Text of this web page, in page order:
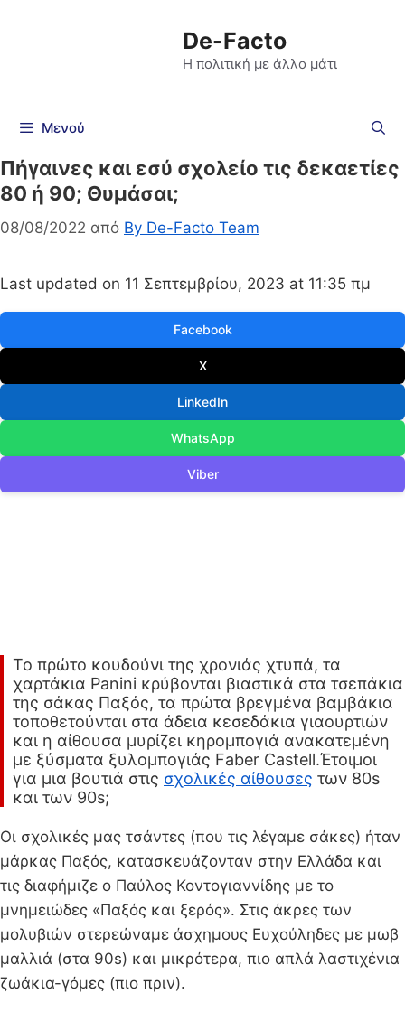
De-Facto
Η πολιτική με άλλο μάτι
Μενού
Πήγαινες και εσύ σχολείο τις δεκαετίες
80 ή 90; Θυμάσαι;
08/08/2022 από By De-Facto Team
Last updated on 11 Σεπτεμβρίου, 2023 at 11:35 πμ
Facebook
X
LinkedIn
WhatsApp
Viber
Το πρώτο κουδούνι της χρονιάς χτυπά, τα
χαρτάκια Panini κρύβονται βιαστικά στα τσεπάκια
της σάκας Παξός, τα πρώτα βρεγμένα βαμβάκια
τοποθετούνται στα άδεια κεσεδάκια γιαουρτιών
και η αίθουσα μυρίζει κηρομπογιά ανακατεμένη
με ξύσματα ξυλομπογιάς Faber Castell.Έτοιμοι
για μια βουτιά στις σχολικές αίθουσες των 80s
και των 90s;
Οι σχολικές μας τσάντες (που τις λέγαμε σάκες) ήταν
μάρκας Παξός, κατασκευάζονταν στην Ελλάδα και
τις διαφήμιζε ο Παύλος Κοντογιαννίδης με το
μνημειώδες «Παξός και ξερός». Στις άκρες των
μολυβιών στερεώναμε άσχημους Ευχούληδες με μωβ
μαλλιά (στα 90s) και μικρότερα, πιο απλά λαστιχένια
ζωάκια-γόμες (πιο πριν).